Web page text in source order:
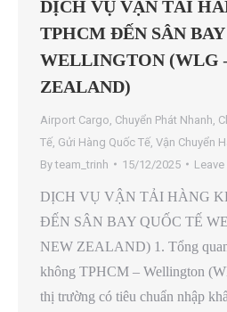
DỊCH VỤ VẬN TẢI
TPHCM ĐẾN SÂN
WELLINGTON (WLG
ZEALAND)
Airport Cargo Chuyển Phát Nhanh
Tế Gửi Hàng Quốc Tế Vận Chuyển
Byteam_trinh 15/12/2025
DỊCH VỤ VẬN TẢI HÀNG
ĐẾN SÂN BAY QUỐC TẾ
NEW ZEALAND) 1. Tổng
không TPHCM – Wellington
thị trường có tiêu chuẩn nhập